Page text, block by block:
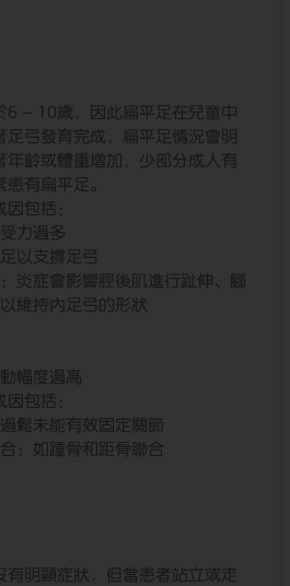
6 – 10歲，因此扁平足在兒童中
足弓發育完成，扁平足情況會明
年齡或體重增加，少部分成人有
有扁平足。
包括：
力過多
以支撐足弓
炎症會影響脛後肌進行趾伸、腳
維持內足弓的形狀
幅度過高
包括：
鬆未能有效固定關節
：如踵骨和距骨聯合
明顯症狀，但當患者站立或走